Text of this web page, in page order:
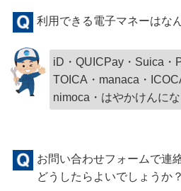
利用できる電子マネーはな
iD・QUICPay・Suica・
TOICA・manaca・
nimoca・はやかけんにな
お問い合わせフォームで連
どうしたらよいでしょうか？